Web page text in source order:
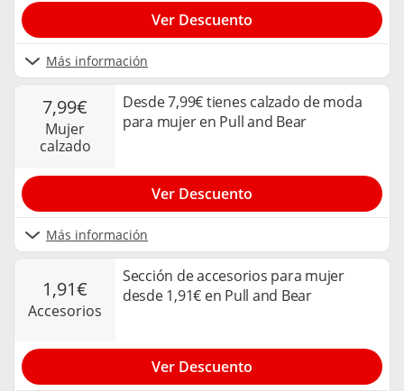
Más información
Ver Descuento
7,99€
mujer
calzado
Desde 7,99€ tienes calzado de moda
para mujer en Pull and Bear
Más información
Ver Descuento
1,91€
accesorios
Sección de accesorios para mujer
desde 1,91€ en Pull and Bear
Ver Descuento